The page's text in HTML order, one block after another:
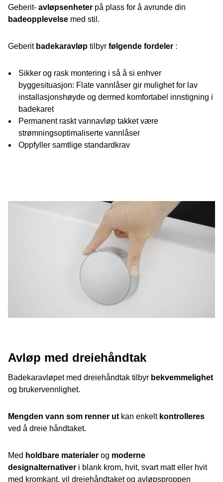
Geberit- avløpsenheter på plass for å avrunde din
badeopplevelse med stil.
Geberit badekaravløp tilbyr følgende fordeler :
Sikker og rask montering i så å si enhver
byggesituasjon: Flate vannlåser gir mulighet for lav
installasjonshøyde og dermed komfortabel innstigning i
badekaret
Permanent raskt vannavløp takket være
strømningsoptimaliserte vannlåser
Oppfyller samtlige standardkrav
Avløp med dreiehåndtak
Badekaravløpet med dreiehåndtak tilbyr bekvemmelighet
og brukervennlighet.
Mengden vann som renner ut kan enkelt kontrolleres
ved å dreie håndtaket.
Med holdbare materialer og moderne
designalternativer i blank krom, hvit, svart matt eller hvit
med kromkant, vil dreiehåndtaket og avløpsproppen